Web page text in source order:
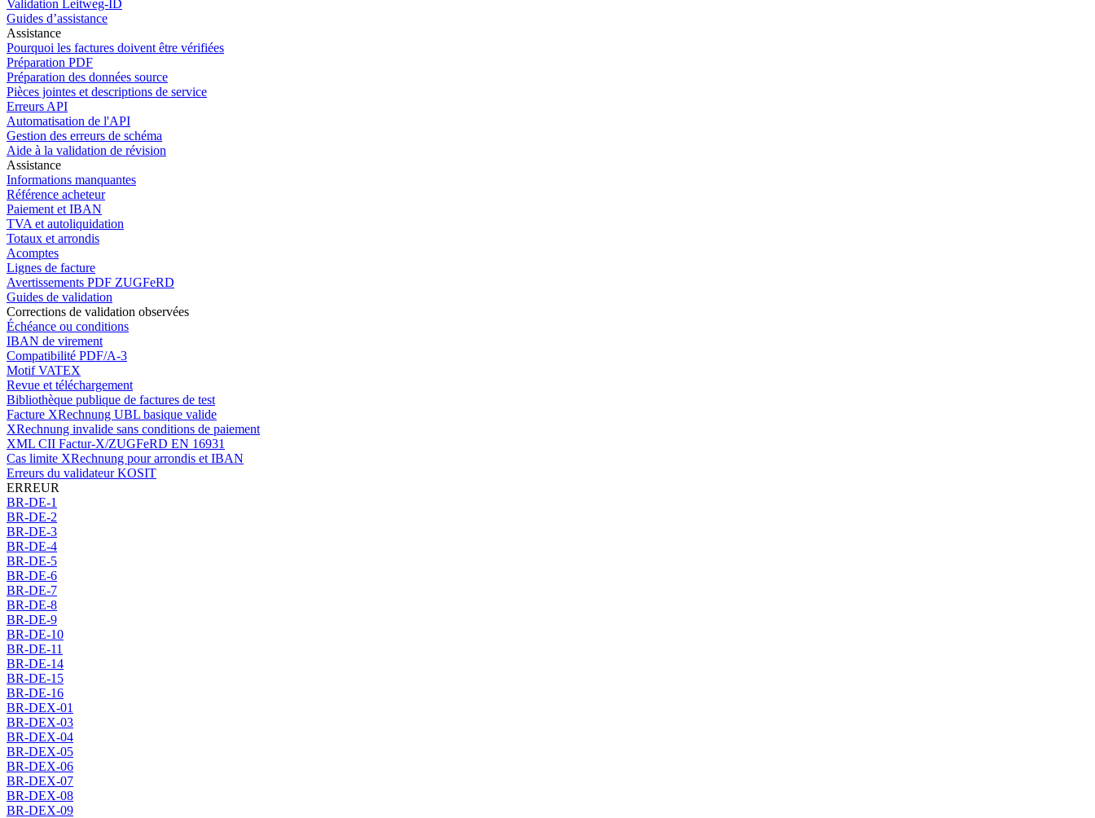
Validation Leitweg-ID
Guides d’assistance
Assistance
Pourquoi les factures doivent être vérifiées
Préparation PDF
Préparation des données source
Pièces jointes et descriptions de service
Erreurs API
Automatisation de l'API
Gestion des erreurs de schéma
Aide à la validation de révision
Assistance
Informations manquantes
Référence acheteur
Paiement et IBAN
TVA et autoliquidation
Totaux et arrondis
Acomptes
Lignes de facture
Avertissements PDF ZUGFeRD
Guides de validation
Corrections de validation observées
Échéance ou conditions
IBAN de virement
Compatibilité PDF/A-3
Motif VATEX
Revue et téléchargement
Bibliothèque publique de factures de test
Facture XRechnung UBL basique valide
XRechnung invalide sans conditions de paiement
XML CII Factur-X/ZUGFeRD EN 16931
Cas limite XRechnung pour arrondis et IBAN
Erreurs du validateur KOSIT
ERREUR
BR-DE-1
BR-DE-2
BR-DE-3
BR-DE-4
BR-DE-5
BR-DE-6
BR-DE-7
BR-DE-8
BR-DE-9
BR-DE-10
BR-DE-11
BR-DE-14
BR-DE-15
BR-DE-16
BR-DEX-01
BR-DEX-03
BR-DEX-04
BR-DEX-05
BR-DEX-06
BR-DEX-07
BR-DEX-08
BR-DEX-09